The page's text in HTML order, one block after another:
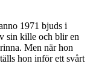
1971 bjuds i
sin kille och blir en
Men när hon
hon inför ett svårt